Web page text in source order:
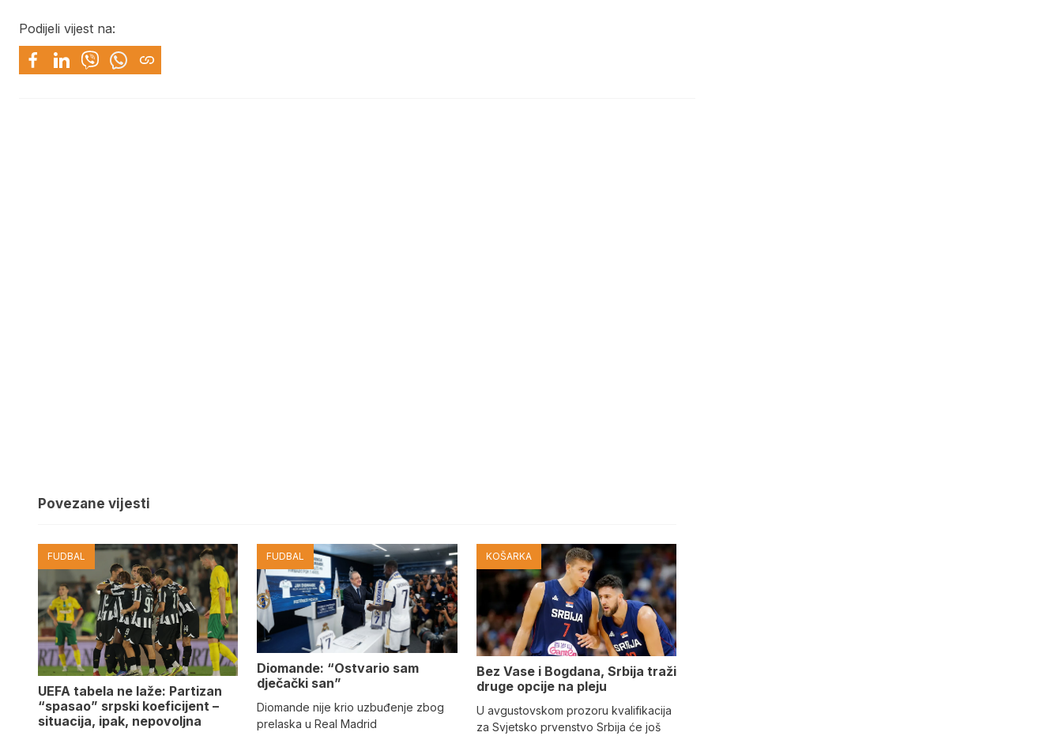
Podijeli vijest na:
Povezane vijesti
FUDBAL
UEFA tabela ne laže: Partizan
“spasao” srpski koeficijent –
situacija, ipak, nepovoljna
FUDBAL
Diomande: “Ostvario sam
dječački san”
Diomande nije krio uzbuđenje zbog
prelaska u Real Madrid
KOŠARKA
Bez Vase i Bogdana, Srbija traži
druge opcije na pleju
U avgustovskom prozoru kvalifikacija
za Svjetsko prvenstvo Srbija će još